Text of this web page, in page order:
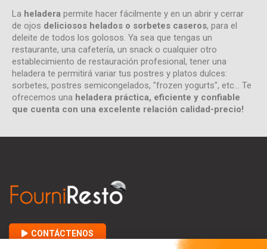
La heladera permite hacer fácilmente y en un abrir y cerrar
de ojos deliciosos helados o sorbetes caseros, para el
deleite de todos los golosos. Ya sea que tengas un
restaurante, una cafetería, un snack o cualquier otro
establecimiento de restauración profesional, tener una
heladera te permitirá variar tus postres y platos dulces:
sorbetes, postres semicongelados, "frozen yogurts", etc... Te
ofrecemos una heladera práctica, eficiente y confiable
que cuenta con una excelente relación calidad-precio!
CONTÁCTENOS